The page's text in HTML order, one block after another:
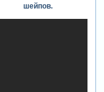
шейпов.